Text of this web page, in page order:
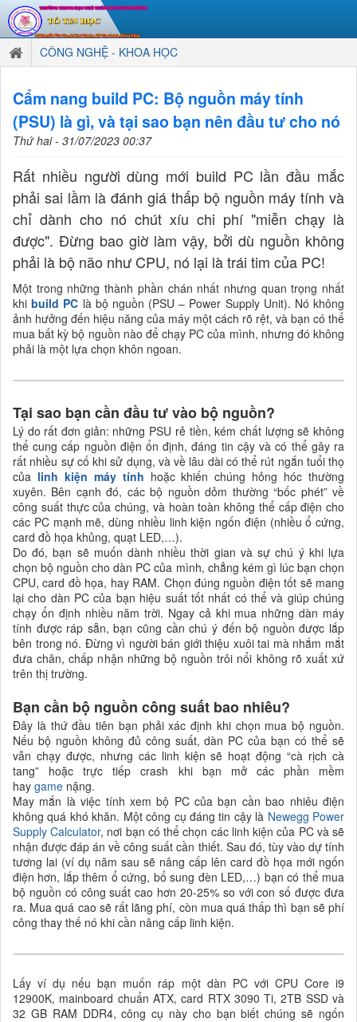
CÔNG NGHỆ - KHOA HỌC
Cẩm nang build PC: Bộ nguồn máy tính
(PSU) là gì, và tại sao bạn nên đầu tư cho nó
Thứ hai - 31/07/2023 00:37
Rất nhiều người dùng mới build PC lần đầu mắc
phải sai lầm là đánh giá thấp bộ nguồn máy tính và
chỉ dành cho nó chút xíu chi phí "miễn chạy là
được". Đừng bao giờ làm vậy, bởi dù nguồn không
phải là bộ não như CPU, nó lại là trái tim của PC!
Một trong những thành phần chán nhất nhưng quan trọng nhất
khibuild PC là bộ nguồn (PSU – Power Supply Unit). Nó không
ảnh hưởng đến hiệu năng của máy một cách rõ rệt, và bạn có thể
mua bất kỳ bộ nguồn nào để chạy PC của mình, nhưng đó không
phải là một lựa chọn khôn ngoan.
Tại sao bạn cần đầu tư vào bộ nguồn?
Lý do rất đơn giản: những PSU rẻ tiền, kém chất lượng sẽ không
thể cung cấp nguồn điện ổn định, đáng tin cậy và có thể gây ra
rất nhiều sự cố khi sử dụng, và về lâu dài có thể rút ngắn tuổi thọ
của linh kiện máy tính hoặc khiến chúng hỏng hóc thường
xuyên. Bên cạnh đó, các bộ nguồn dỏm thường “bốc phét” về
công suất thực của chúng, và hoàn toàn không thể cấp điện cho
các PC mạnh mẽ, dùng nhiều linh kiện ngốn điện (nhiều ổ cứng,
card đồ họa khủng, quạt LED,…).
Do đó, bạn sẽ muốn dành nhiều thời gian và sự chú ý khi lựa
chọn bộ nguồn cho dàn PC của mình, chẳng kém gì lúc bạn chọn
CPU, card đồ họa, hay RAM. Chọn đúng nguồn điện tốt sẽ mang
lại cho dàn PC của bạn hiệu suất tốt nhất có thể và giúp chúng
chạy ổn định nhiều năm trời. Ngay cả khi mua những dàn máy
tính được ráp sẵn, bạn cũng cần chú ý đến bộ nguồn được lắp
bên trong nó. Đừng vì người bán giới thiệu xuôi tai mà nhắm mắt
đưa chân, chấp nhận những bộ nguồn trôi nổi không rõ xuất xứ
trên thị trường.
Bạn cần bộ nguồn công suất bao nhiêu?
Đây là thứ đầu tiên bạn phải xác định khi chọn mua bộ nguồn.
Nếu bộ nguồn không đủ công suất, dàn PC của bạn có thể sẽ
vẫn chạy được, nhưng các linh kiện sẽ hoạt động “cà rịch cà
tang” hoặc trực tiếp crash khi bạn mở các phần mềm
hay game nặng.
May mắn là việc tính xem bộ PC của bạn cần bao nhiêu điện
không quá khó khăn. Một công cụ đáng tin cậy là Newegg Power
Supply Calculator, nơi bạn có thể chọn các linh kiện của PC và sẽ
nhận được đáp án về công suất cần thiết. Sau đó, tùy vào dự tính
tương lai (ví dụ năm sau sẽ nâng cấp lên card đồ họa mới ngốn
điện hơn, lắp thêm ổ cứng, bổ sung đèn LED,…) bạn có thể mua
bộ nguồn có công suất cao hơn 20-25% so với con số được đưa
ra. Mua quá cao sẽ rất lãng phí, còn mua quá thấp thì bạn sẽ phí
công thay thế nó khi cần nâng cấp linh kiện.
Lấy ví dụ nếu bạn muốn ráp một dàn PC với CPU Core i9
12900K, mainboard chuẩn ATX, card RTX 3090 Ti, 2TB SSD và
32 GB RAM DDR4, công cụ này cho bạn biết chúng sẽ ngốn